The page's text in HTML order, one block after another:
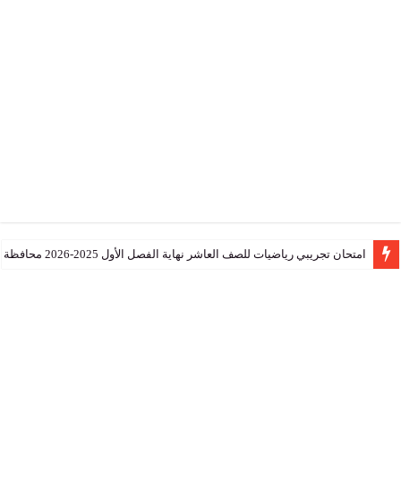
رياضيات للصف العاشر نهاية الفصل الأول 2025-2026 محافظة جنوب الشرقية